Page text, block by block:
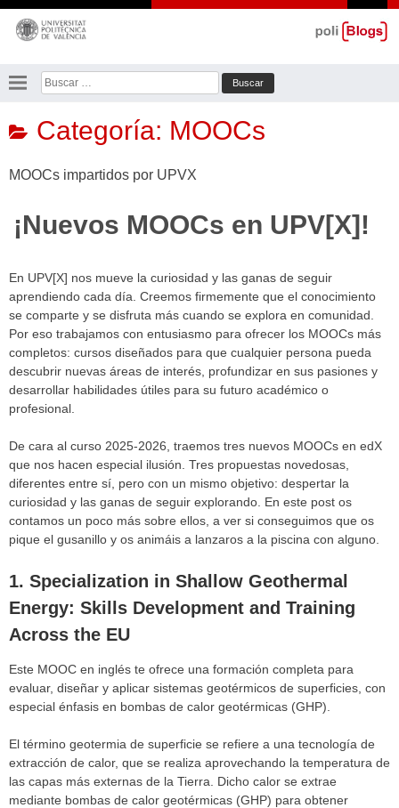
Saltar
contenido
Buscar:
Categoría: MOOCs
MOOCs impartidos por UPVX
¡Nuevos MOOCs en UPV[X]!
En UPV[X] nos mueve la curiosidad y las ganas de seguir
aprendiendo cada día. Creemos firmemente que el conocimiento
se comparte y se disfruta más cuando se explora en comunidad.
Por eso trabajamos con entusiasmo para ofrecer los MOOCs más
completos: cursos diseñados para que cualquier persona pueda
descubrir nuevas áreas de interés, profundizar en sus pasiones y
desarrollar habilidades útiles para su futuro académico o
profesional.
De cara al curso 2025-2026, traemos tres nuevos MOOCs en edX
que nos hacen especial ilusión. Tres propuestas novedosas,
diferentes entre sí, pero con un mismo objetivo: despertar la
curiosidad y las ganas de seguir explorando. En este post os
contamos un poco más sobre ellos, a ver si conseguimos que os
pique el gusanillo y os animáis a lanzaros a la piscina con alguno.
1. Specialization in Shallow Geothermal
Energy: Skills Development and Training
Across the EU
Este MOOC en inglés te ofrece una formación completa para
evaluar, diseñar y aplicar sistemas geotérmicos de superficies, con
especial énfasis en bombas de calor geotérmicas (GHP).
El término geotermia de superficie se refiere a una tecnología de
extracción de calor, que se realiza aprovechando la temperatura de
las capas más externas de la Tierra. Dicho calor se extrae
mediante bombas de calor geotérmicas (GHP) para obtener